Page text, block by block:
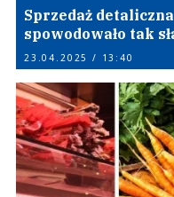
Sprzedaż
spowodowało tak
23.04.2025 / 13:40